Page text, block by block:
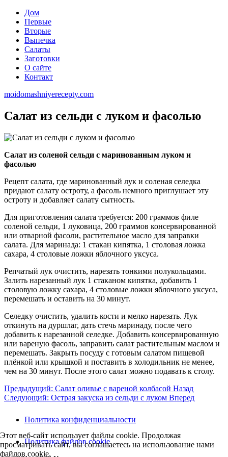
Дом
Первые
Вторые
Выпечка
Салаты
Заготовки
О сайте
Контакт
moidomashniyerecepty.com
Салат из сельди с луком и фасолью
Салат из соленой сельди с маринованным луком и
фасолью
Рецепт салата, где маринованный лук и соленая селедка
придают салату остроту, а фасоль немного приглушает эту
остроту и добавляет салату сытность.
Для приготовления салата требуется: 200 граммов филе
соленой сельди, 1 луковица, 200 граммов консервированной
или отварной фасоли, растительное масло для заправки
салата. Для маринада: 1 стакан кипятка, 1 столовая ложка
сахара, 4 столовые ложки яблочного уксуса.
Репчатый лук очистить, нарезать тонкими полукольцами.
Залить нарезанный лук 1 стаканом кипятка, добавить 1
столовую ложку сахара, 4 столовые ложки яблочного уксуса,
перемешать и оставить на 30 минут.
Селедку очистить, удалить кости и мелко нарезать. Лук
откинуть на дуршлаг, дать стечь маринаду, после чего
добавить к нарезанной селедке. Добавить консервированную
или вареную фасоль, заправить салат растительным маслом и
перемешать. Закрыть посуду с готовым салатом пищевой
плёнкой или крышкой и поставить в холодильник не менее,
чем на 30 минут. После этого салат можно подавать к столу.
Предыдущий: Салат оливье с вареной колбасой Назад
Следующий: Острая закуска из сельди с луком Вперед
Политика конфиденциальности
Политика файлов cookie
Этот веб-сайт использует файлы cookie. Продолжая
просматривать сайт, вы соглашаетесь на использование нами
файлов cookie.